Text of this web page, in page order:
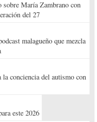
sobre María Zambrano con
del 27
malagueño que mezcla
conciencia del autismo con
este 2026